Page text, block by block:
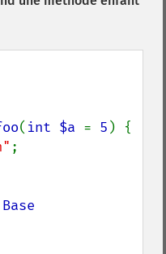
( int $a = 5 ) {
;